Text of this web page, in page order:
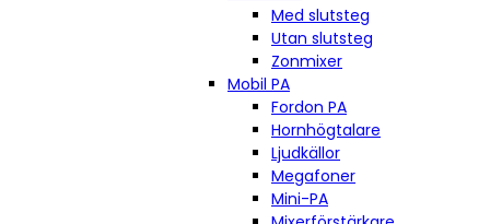
Med slutsteg
Utan slutsteg
Zonmixer
Mobil PA
Fordon PA
Hornhögtalare
Ljudkällor
Megafoner
Mini-PA